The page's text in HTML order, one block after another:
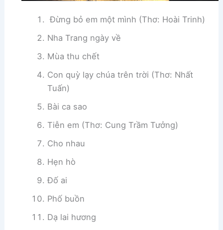
Đừng bỏ em một mình (Thơ: Hoài Trinh)
Nha Trang ngày về
Mùa thu chết
Con quỳ lạy chúa trên trời (Thơ: Nhất
Tuấn)
Bài ca sao
Tiễn em (Thơ: Cung Trầm Tưởng)
Cho nhau
Hẹn hò
Đố ai
Phố buồn
Dạ lai hương